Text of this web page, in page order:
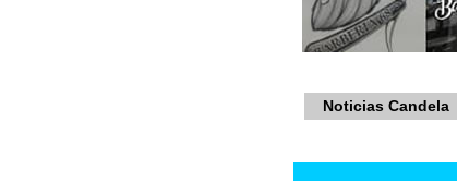
Noticias Candela